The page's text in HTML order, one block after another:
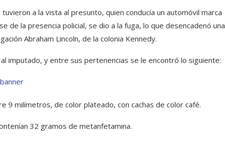
a la vista al presunto, quien conducía un automóvil marca
de la presencia policial, se dio a la fuga, lo que desencadenó una
Abraham Lincoln, de la colonia Kennedy.
imputado, y entre sus pertenencias se le encontró lo siguiente:
9 milímetros, de color plateado, con cachas de color café.
32 gramos de metanfetamina.